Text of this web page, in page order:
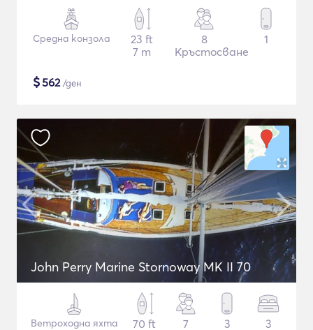
Средна конзола
23 ft
7 m
8
Кръстосване
1
$562/ден
John Perry Marine Stornoway MK II 70
Ветроходна яхта
70 ft
7 3 3